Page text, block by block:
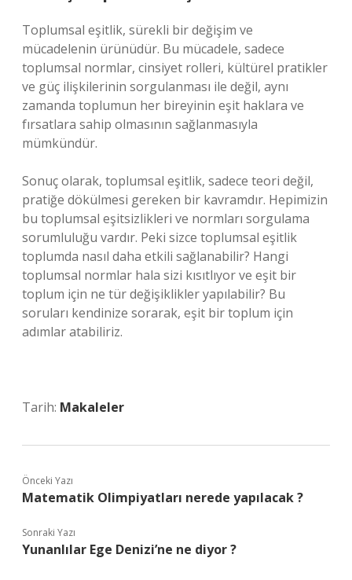
Toplumsal eşitlik, sürekli bir değişim ve
mücadelenin ürünüdür. Bu mücadele, sadece
toplumsal normlar, cinsiyet rolleri, kültürel pratikler
ve güç ilişkilerinin sorgulanması ile değil, aynı
zamanda toplumun her bireyinin eşit haklara ve
fırsatlara sahip olmasının sağlanmasıyla
mümkündür.
Sonuç olarak, toplumsal eşitlik, sadece teori değil,
pratiğe dökülmesi gereken bir kavramdır. Hepimizin
bu toplumsal eşitsizlikleri ve normları sorgulama
sorumluluğu vardır. Peki sizce toplumsal eşitlik
toplumda nasıl daha etkili sağlanabilir? Hangi
toplumsal normlar hala sizi kısıtlıyor ve eşit bir
toplum için ne tür değişiklikler yapılabilir? Bu
soruları kendinize sorarak, eşit bir toplum için
adımlar atabiliriz.
Tarih: Makaleler
Önceki Yazı
Matematik Olimpiyatları nerede yapılacak ?
Sonraki Yazı
Yunanlılar Ege Denizi’ne ne diyor ?